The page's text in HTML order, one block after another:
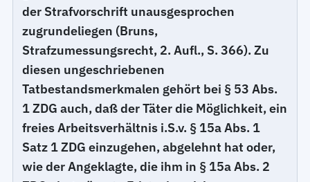
der Strafvorschrift unausgesprochen
zugrundeliegen (Bruns,
Strafzumessungsrecht, 2. Aufl., S. 366). Zu
diesen ungeschriebenen
Tatbestandsmerkmalen gehört bei § 53 Abs.
1 ZDG auch, daß der Täter die Möglichkeit, ein
freies Arbeitsverhältnis i.S.v. § 15a Abs. 1
Satz 1 ZDG einzugehen, abgelehnt hat oder,
wie der Angeklagte, die ihm in § 15a Abs. 2